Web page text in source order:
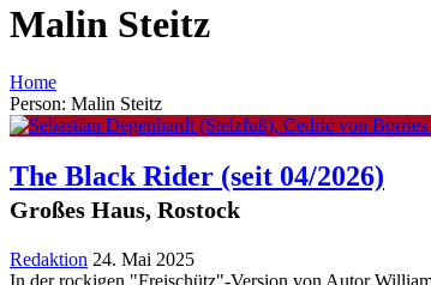
Malin Steitz
Home
Person: Malin Steitz
The Black Rider (seit 04/2026)
Großes Haus, Rostock
Redaktion 24. Mai 2025
In der rockigen "Freischütz"-Version von Autor